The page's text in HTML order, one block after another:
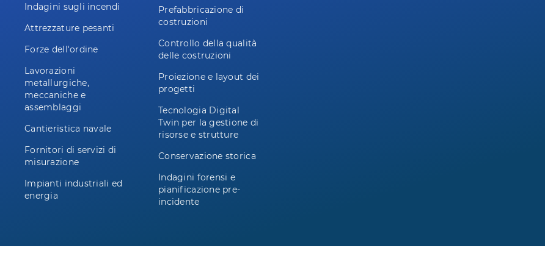
Indagini sugli incendi
Attrezzature pesanti
Forze dell'ordine
Lavorazioni
metallurgiche,
meccaniche e
assemblaggi
Cantieristica navale
Fornitori di servizi di
misurazione
Impianti industriali ed
energia
Prefabbricazione di
costruzioni
Controllo della qualità
delle costruzioni
Proiezione e layout dei
progetti
Tecnologia Digital
Twin per la gestione di
risorse e strutture
Conservazione storica
Indagini forensi e
pianificazione pre-
incidente